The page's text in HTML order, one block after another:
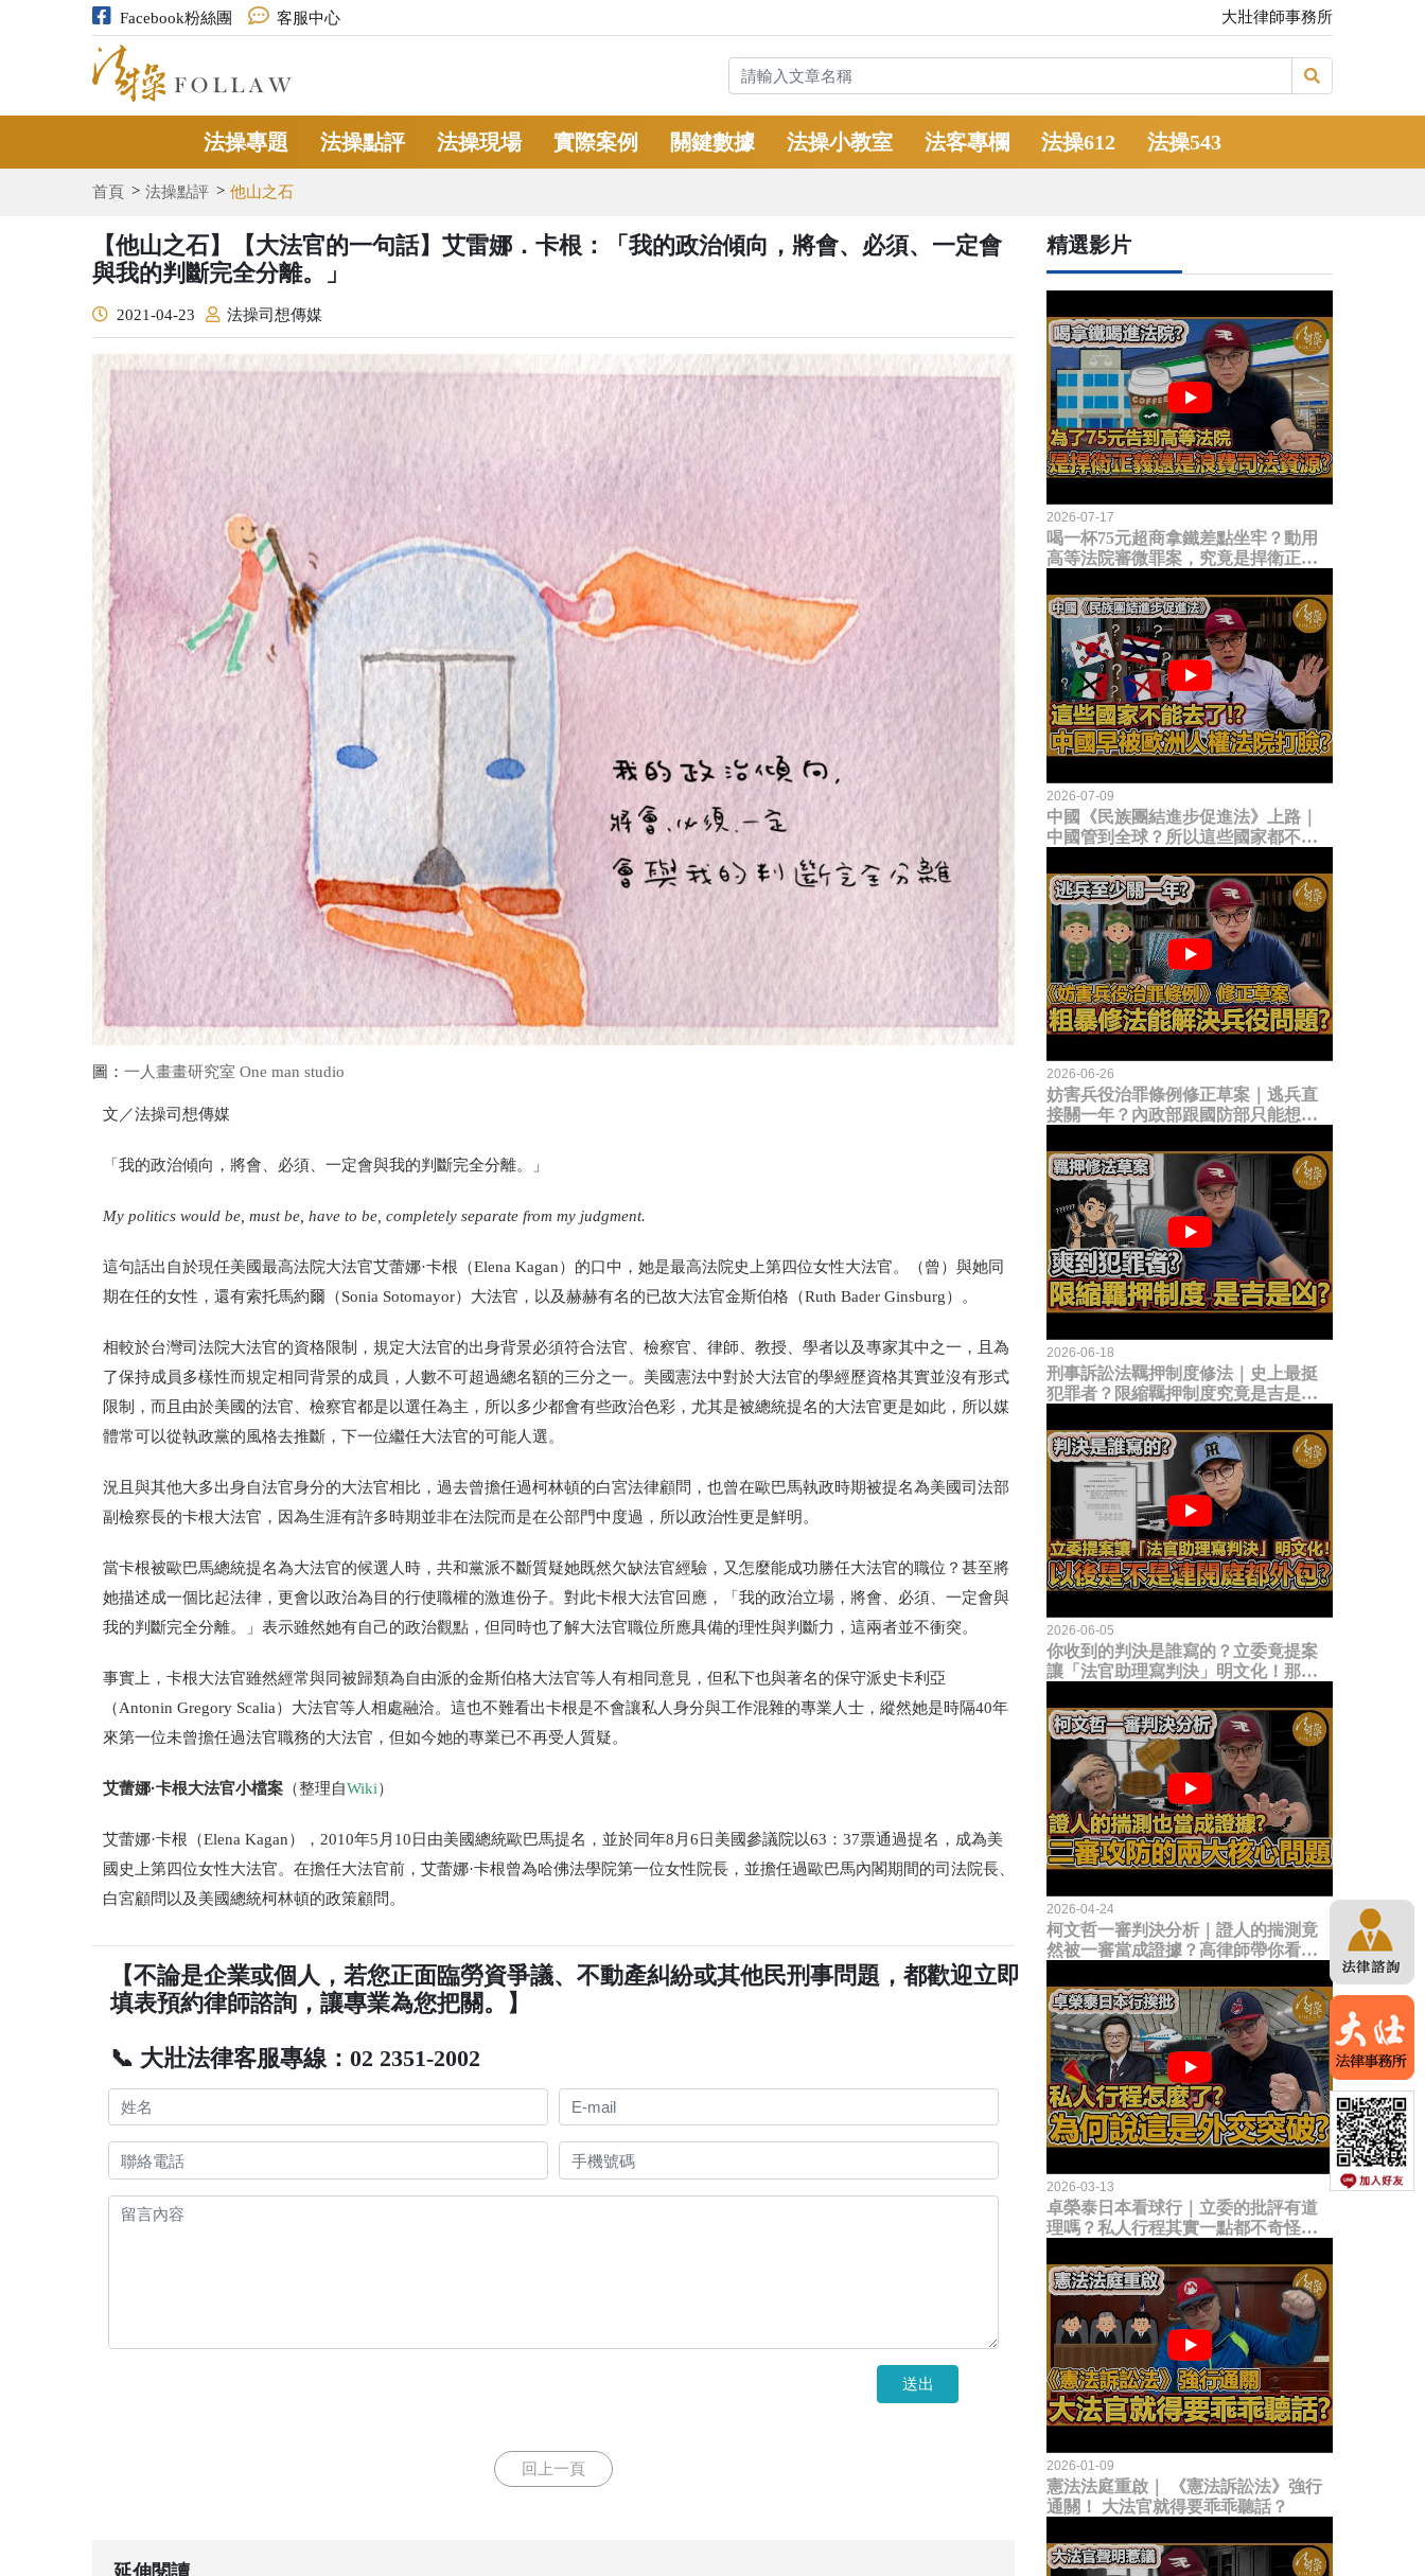
Facebook粉絲團 客服中心 大壯律師事務所
法操專題 法操點評 法操現場 實際案例 關鍵數據 法操小教室 法客專欄 法操612 法操543
首頁 法操點評 他山之石
【他山之石】【大法官的一句話】艾雷娜．卡根：「我的政治傾向，將會、必須、一定會
與我的判斷完全分離。」
2021-04-23 法操司想傳媒
圖： 一人畫畫研究室 One man studio
文／法操司想傳媒
「我的政治傾向，將會、必須、一定會與我的判斷完全分離。」
My politics would be, must be, have to be, completely separate from my judgment.
這句話出自於現任美國最高法院大法官艾蕾娜·卡根（Elena Kagan） 的口中，她是最高法院史上第四位女性大法官。（曾）與她同
期在任的女性，還有索托馬約爾（Sonia Sotomayor）大法官，以及赫赫有名的已故大法官金斯伯格（Ruth Bader Ginsburg）。
相較於台灣司法院大法官的資格限制，規定大法官的出身背景必須符合法官、檢察官、律師、教授、學者以及專家其中之一，且為
了保持成員多樣性而規定相同背景的成員，人數不可超過總名額的三分之一。 美國憲法中對於大法官的學經歷資格其實並沒有形式
限制，而且由於美國的法官、檢察官都是以選任為主，所以多少都會有些政治色彩，尤其是被總統提名的大法官更是如此，所以媒
體常可以從執政黨的風格去推斷，下一位繼任大法官的可能人選。
況且與其他大多出身自法官身分的大法官相比，過去曾擔任過柯林頓的白宮法律顧問，也曾在歐巴馬執政時期被提名為美國司法部
副檢察長的卡根大法官，因為生涯有許多時期並非在法院而是在公部門中度過，所以政治性更是鮮明。
當卡根被歐巴馬總統提名為大法官的候選人時，共和黨派不斷質疑她既然欠缺法官經驗，又怎麼能成功勝任大法官的職位？甚至將
她描述成一個比起法律，更會以政治為目的行使職權的激進份子。對此卡根大法官回應，
「我的政治立場，將會、必須、一定會與
我的判斷完全分離。」表示雖然她有自己的政治觀點，但同時也了解大法官職位所應具備的理性與判斷力，這兩者並不衝突。
事實上，卡根大法官雖然經常與同被歸類為自由派的金斯伯格大法官等人有相同意見，但私下也與著名的保守派史卡利亞
（Antonin Gregory Scalia） 大法官等人相處融洽。這也不難看出卡根是不會讓私人身分與工作混雜的專業人士，縱然她是時隔40年
來第一位未曾擔任過法官職務的大法官，但如今她的專業已不再受人質疑。
艾蕾娜·卡根大法官小檔案 （整理自Wiki）
艾蕾娜·卡根（Elena Kagan），2010年5月10日由美國總統歐巴馬提名，並於同年8月6日美國參議院以63：37票通過提名，成為美
國史上第四位女性大法官。在擔任大法官前，艾蕾娜·卡根曾為哈佛法學院第一位女性院長，並擔任過歐巴馬內閣期間的司法院長、
白宮顧問以及美國總統柯林頓的政策顧問。
【不論是企業或個人，若您正面臨勞資爭議、不動產糾紛或其他民刑事問題，都歡迎立即
填表預約律師諮詢，讓專業為您把關。】
📞 大壯法律客服專線：02 2351-2002
送出
回上一頁
延伸閱讀
精選影片
2026-07-17
喝一杯75元超商拿鐵差點坐牢？動用
高等法院審微罪案，究竟是捍衛正義
2026-07-09
中國《民族團結進步促進法》上路｜
中國管到全球？所以這些國家都不能
臉？
2026-06-26
妨害兵役治罪條例修正草案｜逃兵直
接關一年？內政部跟國防部只能想到
題？
2026-06-18
刑事訴訟法羈押制度修法｜史上最挺
犯罪者？限縮羈押制度究竟是吉是
2026-06-05
你收到的判決是誰寫的？立委竟提案
讓「法官助理寫判決」明文化！那以
2026-04-24
柯文哲一審判決分析｜證人的揣測竟
然被一審當成證據？高律師帶你看未
2026-03-13
卓榮泰日本看球行｜立委的批評有道
理嗎？私人行程其實一點都不奇怪？
2026-01-09
憲法法庭重啟｜ 《憲法訴訟法》強行
通關！ 大法官就得要乖乖聽話？